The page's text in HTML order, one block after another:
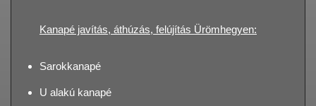
Kanapé javítás, áthúzás, felújítás Ürömhegyen:
Sarokkanapé
U alakú kanapé